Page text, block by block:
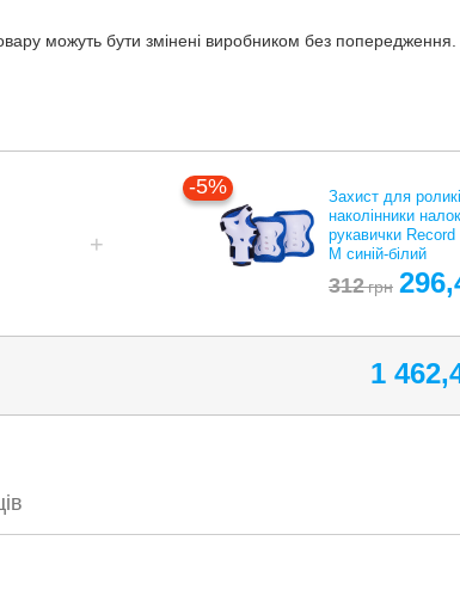
можуть бути змінені виробником без попередження.
-5%
Захист для
наколінники
рукавички
M синій-білий
312грн
1